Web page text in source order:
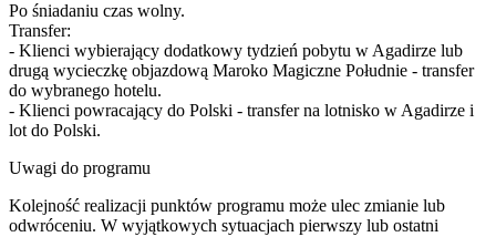
Po śniadaniu czas wolny.
Transfer:
- Klienci wybierający dodatkowy tydzień pobytu w Agadirze lub
drugą wycieczkę objazdową Maroko Magiczne Południe - transfer
do wybranego hotelu.
- Klienci powracający do Polski - transfer na lotnisko w Agadirze i
lot do Polski.
Uwagi do programu
Kolejność realizacji punktów programu może ulec zmianie lub
odwróceniu. W wyjątkowych sytuacjach pierwszy lub ostatni